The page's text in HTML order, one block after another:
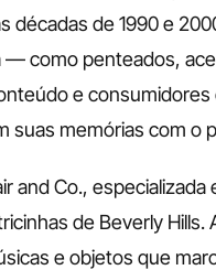
décadas de 1990 e
— como penteados,
e
suas memórias com o
and Co.,
de Beverly
e objetos que